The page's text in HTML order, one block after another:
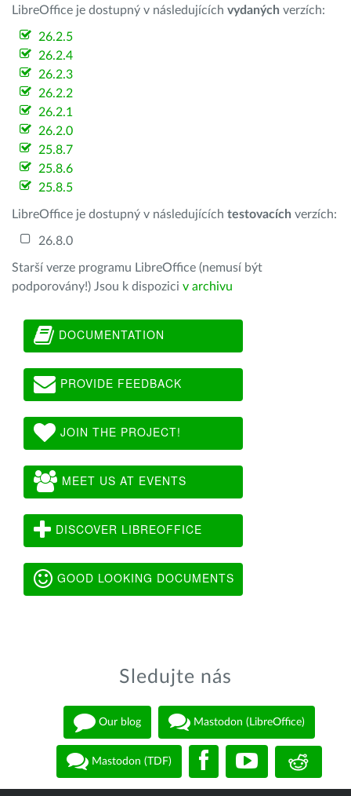
LibreOffice je dostupný v následujících vydaných verzích:
26.2.5
26.2.4
26.2.3
26.2.2
26.2.1
26.2.0
25.8.7
25.8.6
25.8.5
LibreOffice je dostupný v následujících testovacích verzích:
26.8.0
Starší verze programu LibreOffice (nemusí být
podporovány!) Jsou k dispozici v archivu
DOCUMENTATION
PROVIDE FEEDBACK
JOIN THE PROJECT!
MEET US AT EVENTS
DISCOVER LIBREOFFICE
GOOD LOOKING DOCUMENTS
Sledujte nás
Our blog Mastodon (LibreOffice)
Mastodon (TDF)